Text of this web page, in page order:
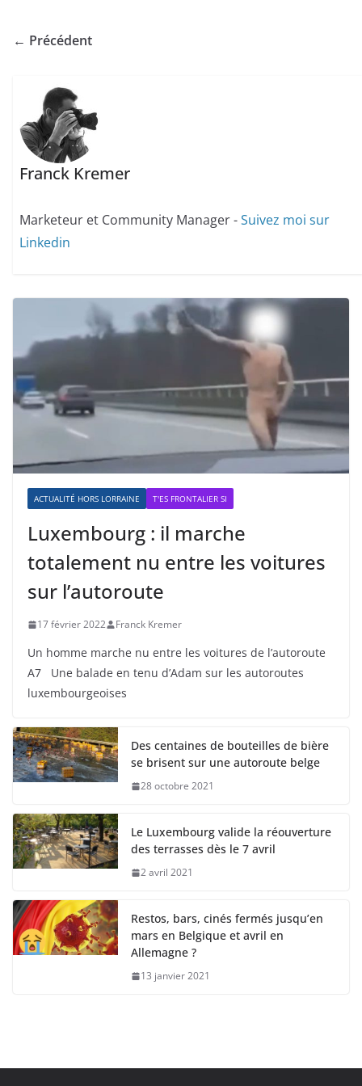
← Précédent
Franck Kremer
Marketeur et Community Manager -Suivez moi sur
Linkedin
ACTUALITÉ HORS LORRAINE T'ES FRONTALIER SI
Luxembourg : il marche
totalement nu entre les voitures
sur l’autoroute
17 février 2022 Franck Kremer
Un homme marche nu entre les voitures de l’autoroute
A7 Une balade en tenu d’Adam sur les autoroutes
luxembourgeoises
Des centaines de bouteilles de bière
se brisent sur une autoroute belge
28 octobre 2021
Le Luxembourg valide la réouverture
des terrasses dès le 7 avril
2 avril 2021
Restos, bars, cinés fermés jusqu’en
mars en Belgique et avril en
Allemagne ?
13 janvier 2021